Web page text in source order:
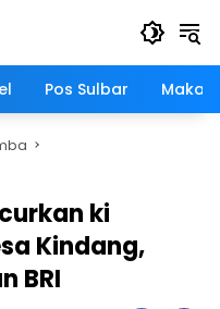
Pos Sulbar
ki
Kindang,
BRI